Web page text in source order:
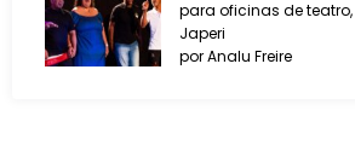
para oficinas de
Japeri
por Analu Freire